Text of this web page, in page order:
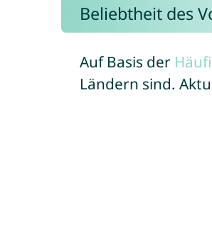
Beliebtheit des
Auf Basis der
Ländern sind.